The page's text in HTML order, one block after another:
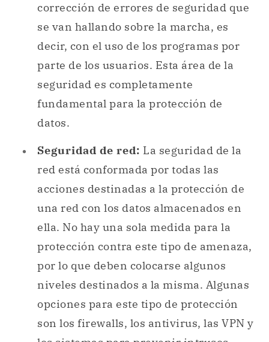
corrección de errores de seguridad que
se van hallando sobre la marcha, es
decir, con el uso de los programas por
parte de los usuarios. Esta área de la
seguridad es completamente
fundamental para la protección de
datos.
Seguridad de red: La seguridad de la
red está conformada por todas las
acciones destinadas a la protección de
una red con los datos almacenados en
ella. No hay una sola medida para la
protección contra este tipo de amenaza,
por lo que deben colocarse algunos
niveles destinados a la misma. Algunas
opciones para este tipo de protección
son los firewalls, los antivirus, las VPN y